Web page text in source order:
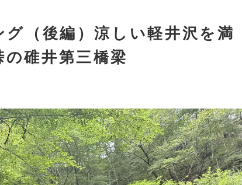
（後編）涼しい軽井沢を満
碓井第三橋梁